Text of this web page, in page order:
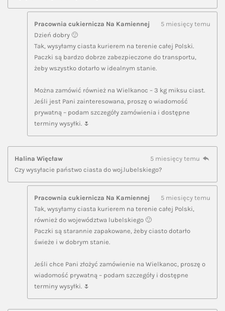
Pracownia cukiernicza Na Kamiennej
5 miesięcy temu
Dzień dobry 🙂
Tak, wysyłamy ciasta kurierem na terenie całej Polski.
Paczki są bardzo dobrze zabezpieczone do transportu,
żeby wszystko dotarło w idealnym stanie.
Można zamówić również na Wielkanoc – 3 kg miksu ciast.
Jeśli jest Pani zainteresowana, proszę o wiadomość
prywatną – podam szczegóły zamówienia i dostępne
terminy wysyłki. 🌷
Halina Więcław
5 miesięcy temu
Czy wysyłacie państwo ciasta do woj.lubelskiego?
Pracownia cukiernicza Na Kamiennej
5 miesięcy temu
Tak, wysyłamy ciasta kurierem na terenie całej Polski,
również do województwa lubelskiego 🙂
Paczki są starannie zapakowane, żeby ciasto dotarło
świeże i w dobrym stanie.
Jeśli chce Pani złożyć zamówienie na Wielkanoc, proszę o
wiadomość prywatną – podam szczegóły i dostępne
terminy wysyłki. 🌷